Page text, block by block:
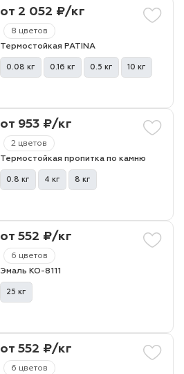
8 цветов
от 2 052 ₽/кг
Термостойкая PATINA
0.08 кг 0.16 кг 0.5 кг 10 кг
2 цветов
от 953 ₽/кг
Термостойкая пропитка по камню
0.8 кг 4 кг 8 кг
6 цветов
от 552 ₽/кг
Эмаль КО-8111
25 кг
6 цветов
от 552 ₽/кг